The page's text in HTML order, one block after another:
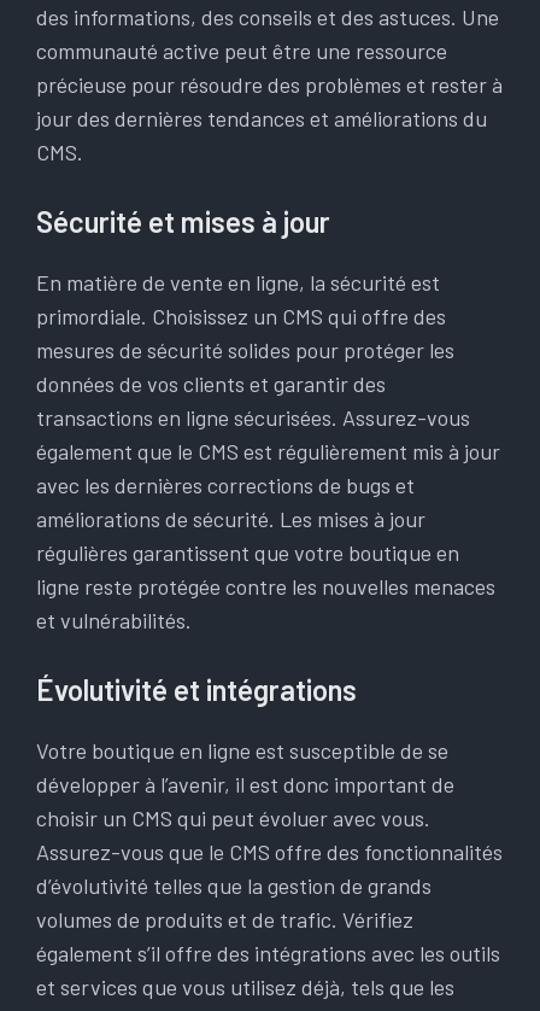
des informations, des conseils et des astuces. Une
communauté active peut être une ressource
précieuse pour résoudre des problèmes et rester à
jour des dernières tendances et améliorations du
CMS.
Sécurité et mises à jour
En matière de vente en ligne, la sécurité est
primordiale. Choisissez un CMS qui offre des
mesures de sécurité solides pour protéger les
données de vos clients et garantir des
transactions en ligne sécurisées. Assurez-vous
également que le CMS est régulièrement mis à jour
avec les dernières corrections de bugs et
améliorations de sécurité. Les mises à jour
régulières garantissent que votre boutique en
ligne reste protégée contre les nouvelles menaces
et vulnérabilités.
Évolutivité et intégrations
Votre boutique en ligne est susceptible de se
développer à l’avenir, il est donc important de
choisir un CMS qui peut évoluer avec vous.
Assurez-vous que le CMS offre des fonctionnalités
d’évolutivité telles que la gestion de grands
volumes de produits et de trafic. Vérifiez
également s’il offre des intégrations avec les outils
et services que vous utilisez déjà, tels que les